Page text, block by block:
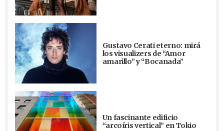
Gustavo Cerati eterno: mirá
los visualizers de “Amor
amarillo” y “Bocanada”
Un fascinante edificio
“arcoíris vertical” en Tokio